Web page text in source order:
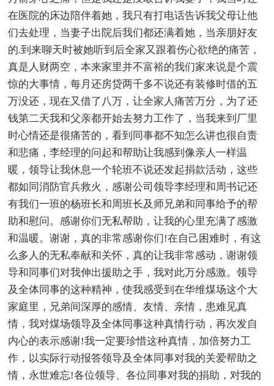
在医院的床边陪伴着她，我只有打电话告诉我父母让他
们去处理，当妻子出院后我们都还满着她，当亲朋好友
的.到来聊天时被她听到后全家又跟着伤心欲绝的痛苦，
真是人财两空，本来家里并不富裕的我们家来说是个震
惊的大事情，每月还房贷两千多不说还有装修时借的五
万没还，现在又借了八万，让全家人痛苦万分，为了还
钱第二天我和父亲都开始去努力工作了，当我来到厂里
时心情还是很痛苦的，看到同事都不知怎么讲也很自责
和悲痛，李经理的问起和帮助让我感到像亲人一样温
暖，领导让我休息一个轮班不说还发起捐款活动，这些
都如同消防官兵救火，感谢公司领导李经理和周书记还
有我们一班的杨班长和周班长及师兄弟和同事给予的帮
助和慰问。感谢你们无私帮助，让我的心里充满了感激
和温暖。谢谢，真的非常感谢你们!在自己困难时，有这
么多人的无私奉献和关怀，真的让我非常感动，谢谢领
导和同事们对我伸出援助之手，我对此万分感激。领导
及全体同事的这种精神，使我感受到在华维煤场这个大
家庭里，兄弟间深厚的感情、友情、亲情，患难见真
情，我对煤场领导及全体同事这种真情行动，再次发自
内心的表示感谢!我一定要珍惜这种真情，加倍努力工
作，以实际行动报答领导及全体同事对我的关爱帮助之
情，永世难忘!各位领导、各位同事对我的捐助，对我的